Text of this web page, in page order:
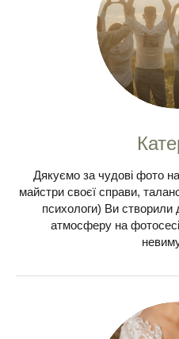
Дякуємо за чудові фото
майстри своєї справи,
психологи) Ви створили
атмосферу на